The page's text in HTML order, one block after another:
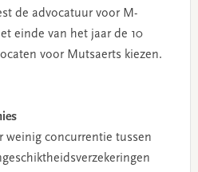
de advocatuur voor M-
einde van het jaar de 10
voor Mutsaerts kiezen.
weinig concurrentie tussen